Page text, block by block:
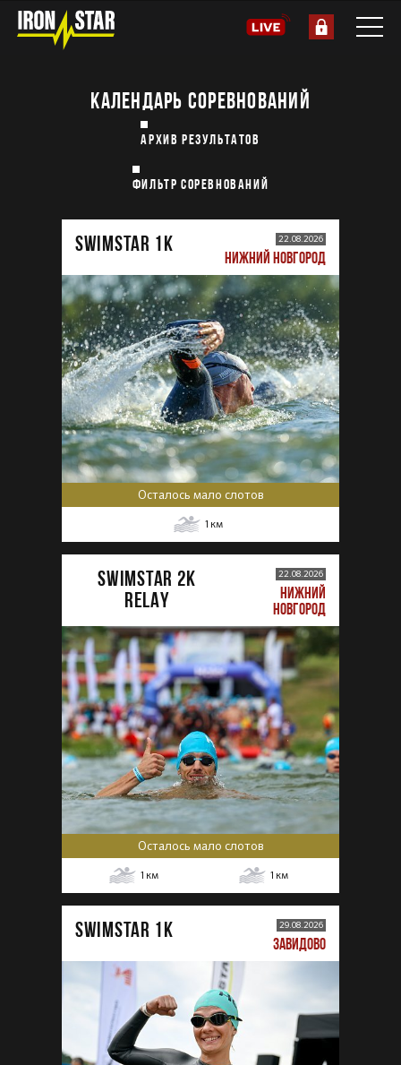
КАЛЕНДАРЬ СОРЕВНОВАНИЙ
АРХИВ РЕЗУЛЬТАТОВ
ФИЛЬТР СОРЕВНОВАНИЙ
SWIMSTAR 1K 22.08.2026
НИЖНИЙ НОВГОРОД
Осталось мало слотов
1 км
SWIMSTAR 2K
RELAY
22.08.2026
НИЖНИЙ
НОВГОРОД
Осталось мало слотов
1 км 1 км
SWIMSTAR 1K 29.08.2026
ЗАВИДОВО